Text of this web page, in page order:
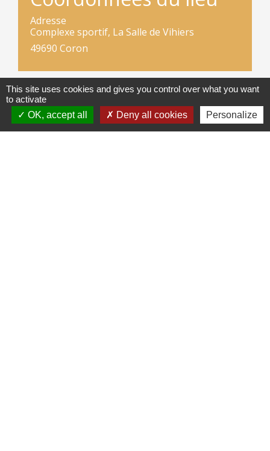
Adresse
Complexe sportif, La Salle de Vihiers
49690 Coron
This site uses cookies and gives you control over what you want
to activate
OK, accept all
Deny all cookies Personalize